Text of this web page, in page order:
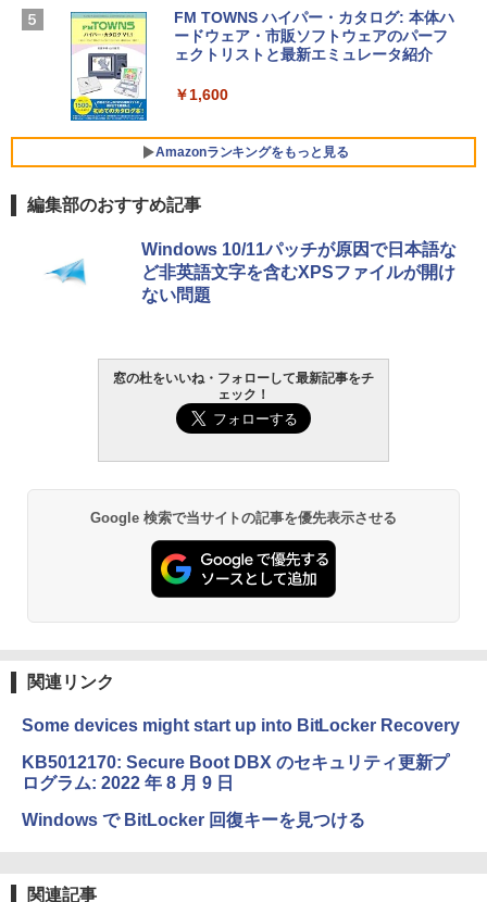
ン 15-fd 15.6インチ 16GBメモリ 512GB
SSD インテル Core 5
ersonal/Copilotキー搭載/Win 11/15.6型/
Core i5/16GB/SSD 512GB/ホワイト) FM
Windows版 | Minecraft (マインクラフ
ト): Java & Bedrock Edition | オンライ
FM TOWNS ハイパー・カタログ: 本体ハ
ードウェア・市販ソフトウェアのパーフ
ェクトリストと最新エミュレータ紹介
￥1,600
Amazonランキングをもっと見る
Amazon Kindle - 目に優しい、かさばら
ない、大きな画面で読みやすい、6週間持
続バッテリー、6インチディスプレイ電子
書籍リーダー、マッチャ、16GB、広告な
￥16,980
Kindle Paperwhite シグニチャーエディ
ション (32GB) 7インチディスプレイ、明
ブラック
Amazon Kindle Paperwhite (16GB) 7イ
Amazon Kindle Colorsoft | 16GBストレ
ージ、防水、7インチカラーディスプレ
イ、色調調節ライト、最大8週間持続バッ
売)
編集部のおすすめ記事
Windows 10/11パッチが原因で日本語な
ど非英語文字を含むXPSファイルが開け
ない問題
窓の杜をいいね・フォローして最新記事をチ
ェック！
Google 検索で当サイトの記事を優先表示させる
関連リンク
Some devices might start up into BitLocker Recovery
KB5012170: Secure Boot DBX のセキュリティ更新プ
ログラム: 2022 年 8 月 9 日
Windows で BitLocker 回復キーを見つける
関連記事